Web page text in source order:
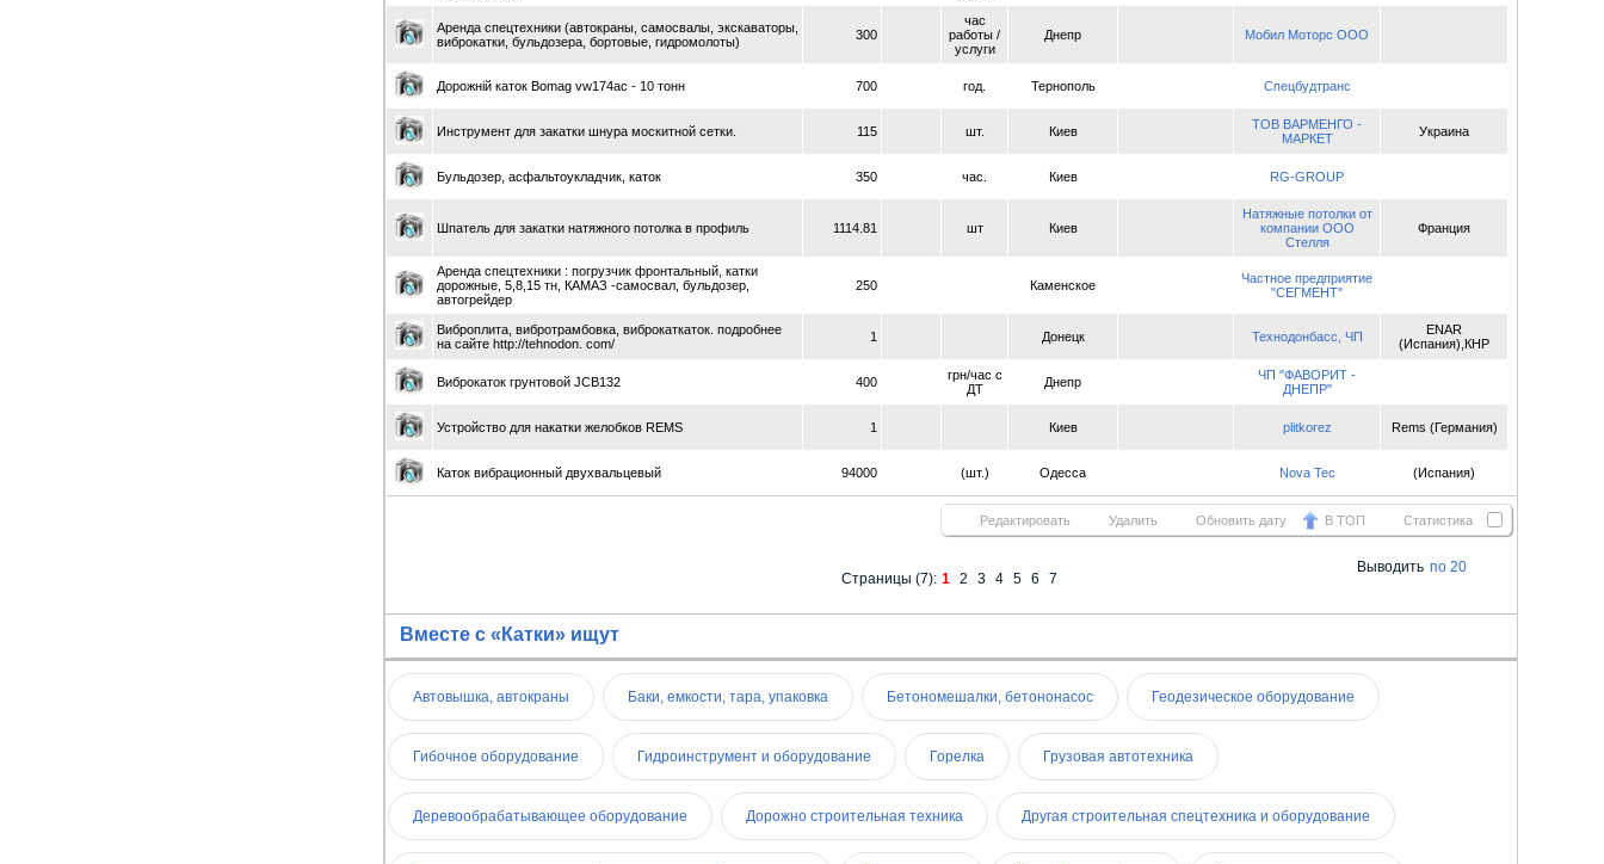
Аренда спецтехники (автокраны, самосвалы, экскаваторы,
виброкатки, бульдозера, бортовые, гидромолоты)
300
час
работы /
услуги
Днепр Мобил Моторс ООО
Дорожній каток Bomag vw174ac - 10 тонн 700 год. Тернополь Спецбудтранс
Инструмент для закатки шнура москитной сетки. 115 шт. Киев
ТОВ ВАРМЕНГО -
МАРКЕТ
Украина
Бульдозер, асфальтоукладчик, каток 350 час. Киев RG-GROUP
Шпатель для закатки натяжного потолка в профиль 1114.81 шт Киев
Натяжные потолки от
компании ООО
Стелля
Франция
Аренда спецтехники : погрузчик фронтальный, катки
дорожные, 5,8,15 тн, КАМАЗ -самосвал, бульдозер,
автогрейдер
250 Каменское
Частное предприятие
"СЕГМЕНТ"
Виброплита, вибротрамбовка, виброкаткаток. подробнее
на сайте http://tehnodon. com/
1 Донецк Технодонбасс, ЧП
ENAR
(Испания),КНР
Виброкаток грунтовой JCB132 400
грн/час с
ДТ
Днепр
ЧП "ФАВОРИТ -
ДНЕПР"
Устройство для накатки желобков REMS 1 Киев plitkorez Rems (Германия)
Каток вибрационный двухвальцевый 94000 (шт.) Одесса Nova Tec (Испания)
Статистика
В ТОП
Обновить дату
Удалить
Редактировать
по 20
Выводить
Страницы (7): 1 2 3 4 5 6 7
Вместе с «Катки» ищут
Автовышка, автокраны Баки, емкости, тара, упаковка Бетономешалки, бетононасос Геодезическое оборудование
Гибочное оборудование Гидроинструмент и оборудование Горелка Грузовая автотехника
Деревообрабатывающее оборудование Дорожно строительная техника Другая строительная спецтехника и оборудование